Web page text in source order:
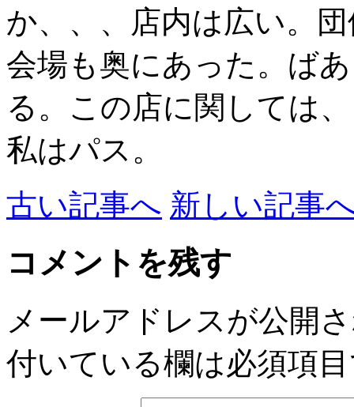
か、、、店内は広い。
会場も奥にあった。ば
る。この店に関しては
私はパス。
古い記事へ 新しい記事
コメントを残す
メールアドレスが公開
付いている欄は必須項